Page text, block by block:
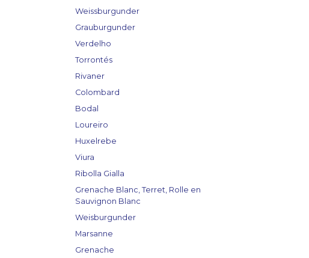
Weissburgunder
Grauburgunder
Verdelho
Torrontés
Rivaner
Colombard
Bodal
Loureiro
Huxelrebe
Viura
Ribolla Gialla
Grenache Blanc, Terret, Rolle en
Sauvignon Blanc
Weisburgunder
Marsanne
Grenache